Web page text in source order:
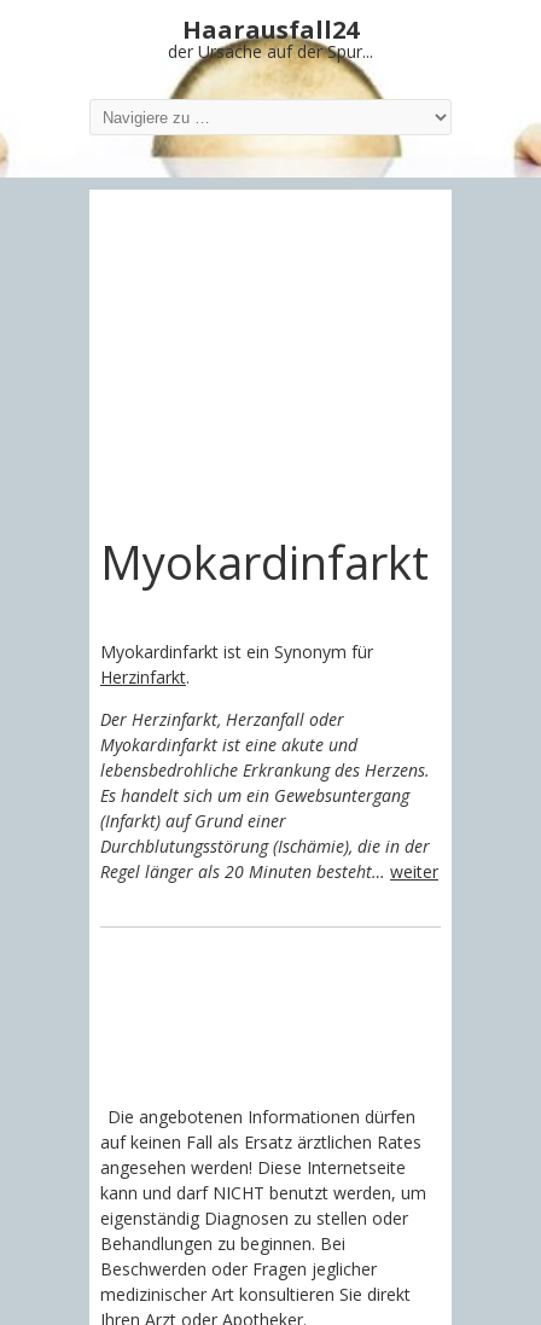
Haarausfall24
der Ursache auf der Spur...
Myokardinfarkt
Myokardinfarkt ist ein Synonym für
Herzinfarkt.
Der Herzinfarkt, Herzanfall oder
Myokardinfarkt ist eine akute und
lebensbedrohliche Erkrankung des Herzens.
Es handelt sich um ein Gewebsuntergang
(Infarkt) auf Grund einer
Durchblutungsstörung (Ischämie), die in der
Regel länger als 20 Minuten besteht… weiter
Die angebotenen Informationen dürfen
auf keinen Fall als Ersatz ärztlichen Rates
angesehen werden! Diese Internetseite
kann und darf NICHT benutzt werden, um
eigenständig Diagnosen zu stellen oder
Behandlungen zu beginnen. Bei
Beschwerden oder Fragen jeglicher
medizinischer Art konsultieren Sie direkt
Ihren Arzt oder Apotheker.